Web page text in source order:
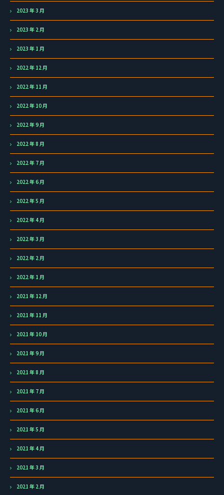
2023 年 3 月
2023 年 2 月
2023 年 1 月
2022 年 12 月
2022 年 11 月
2022 年 10 月
2022 年 9 月
2022 年 8 月
2022 年 7 月
2022 年 6 月
2022 年 5 月
2022 年 4 月
2022 年 3 月
2022 年 2 月
2022 年 1 月
2021 年 12 月
2021 年 11 月
2021 年 10 月
2021 年 9 月
2021 年 8 月
2021 年 7 月
2021 年 6 月
2021 年 5 月
2021 年 4 月
2021 年 3 月
2021 年 2 月